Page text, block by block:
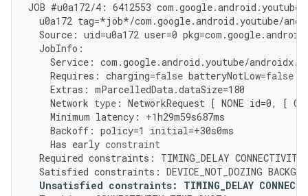
JOB #u0a172/4 : 6412553 com .google.android .youtube
u0a172 tag=*job*/com .google.android .youtube/
Source : uid=u0a172 user=0 pkg=com .google.android
JobInfo :
Service : com .google.android .youtube/androidx.
Requires : charging=false batteryNotLow=false
Extras : mParcelledData.dataSize=180
Network type : NetworkRequest [ NONE id=0, [
Minimum latency : +1h29m59s687ms
Backoff : policy=1 initial=+30s0ms
Has early constraint
Required constraints : TIMING_DELAY CONNECTIVITY
Satisfied constraints : DEVICE_NOT_DOZING
Unsatisfied constraints: TIMING_DELAY